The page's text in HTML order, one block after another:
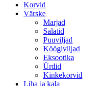
Korvid
Värske
Marjad
Salatid
Puuviljad
Köögiviljad
Eksootika
Ürdid
Kinkekorvid
Liha ja kala